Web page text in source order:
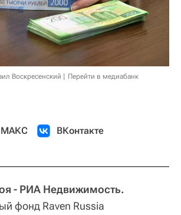
Воскресенский Перейти в медиабанк
МАКС ВКонтакте
- РИА Недвижимость.
фонд Raven Russia